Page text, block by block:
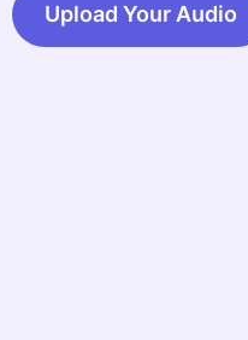
Upload Your Audio